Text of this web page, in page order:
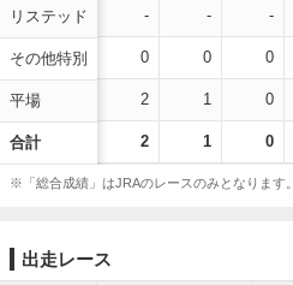
リステッド
その他特別
平場
合計
- - -
0 0 0
2 1 0
2 1 0
※「総合成績」はJRAのレースのみとなります。
出走レース